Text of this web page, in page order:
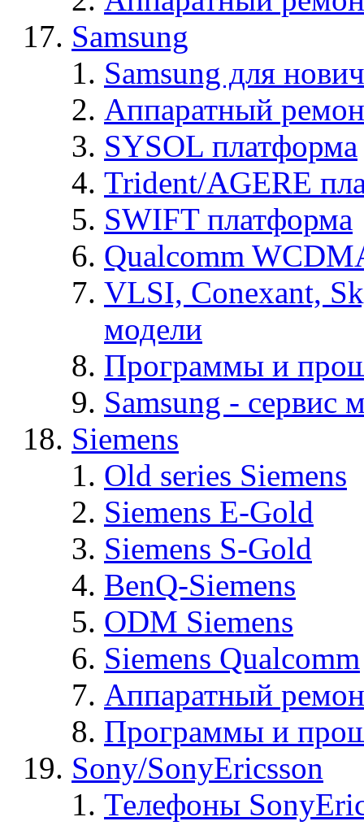
Samsung
Samsung для
Аппаратный
SYSOL платформа
Trident/AGERE
SWIFT платформа
Qualcomm
VLSI, Conexant,
модели
Программы и
Samsung - cервис
Siemens
Old series Siemens
Siemens E-Gold
Siemens S-Gold
BenQ-Siemens
ODM Siemens
Siemens Qualcomm
Аппаратный
Программы и
Sony/SonyEricsson
Телефоны